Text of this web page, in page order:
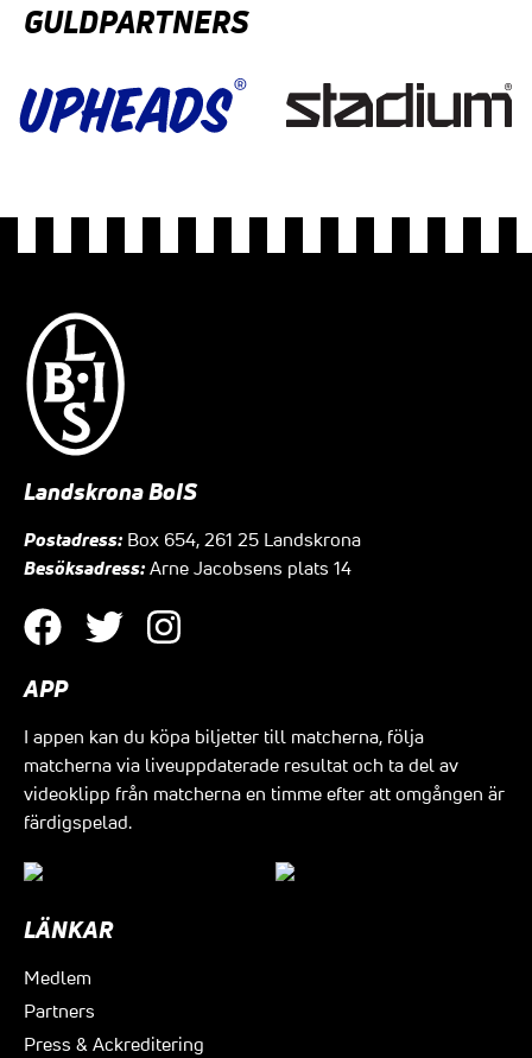
GULDPARTNERS
Landskrona BoIS
Postadress: Box 654, 261 25 Landskrona
Besöksadress: Arne Jacobsens plats 14
APP
I appen kan du köpa biljetter till matcherna, följa
matcherna via liveuppdaterade resultat och ta del av
videoklipp från matcherna en timme efter att omgången är
färdigspelad.
LÄNKAR
Medlem
Partners
Press & Ackreditering